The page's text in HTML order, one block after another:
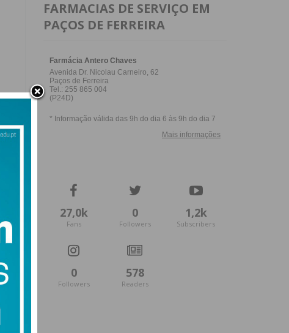
FARMACIAS DE SERVIÇO EM
PAÇOS DE FERREIRA
27,0k
Fans
0
Followers
1,2k
Subscribers
0
Followers
578
Readers